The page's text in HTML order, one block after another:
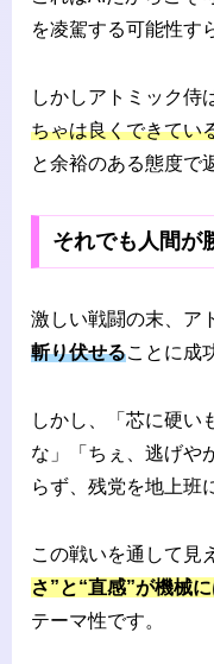
を凌駕する可能性す
しかしアトミック侍
ちゃは良くできてい
と余裕のある態度で
それでも人間が
激しい戦闘の末、ア
斬り伏せることに成
しかし、「芯に硬い
な」「ちぇ、逃げや
らず、残党を地上班
この戦いを通して見
さ”と“直感”が機械
テーマ性です。